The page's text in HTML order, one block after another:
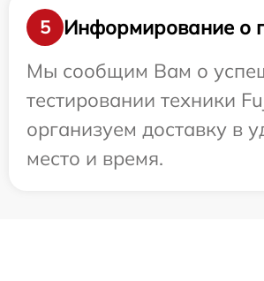
5
Информирование о
Мы сообщим Вам о
тестировании техники
организуем доставку в
место и время.